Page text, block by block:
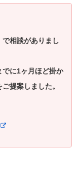
相談がありまし
に1ヶ月ほど掛か
提案しました。